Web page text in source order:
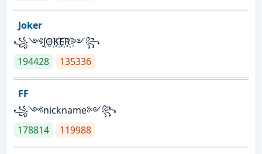
Joker
꧁༺J꙰O꙰K꙰E꙰R꙰༻꧂
194428
135336
FF
꧁༺nickname༻꧂
178814
119988